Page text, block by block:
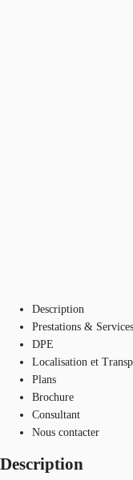
Description
Prestations & Services
DPE
Localisation et
Plans
Brochure
Consultant
Nous contacter
Description